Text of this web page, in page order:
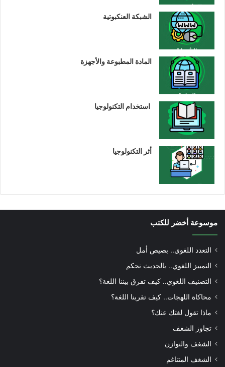
الشبكة العنكبوتية
المادة المطبوعة والأجهزة
استخدام التكنولوجيا
أثر التكنولوجيا
موسوعة أخضر للكتب
التعدد اللغوي.. بصيص أمل
التمييز اللغوي.. بالحديث نحكم
التصنيف اللغوي.. كيف تفرق بيننا اللغة؟
محاكاة اللهجات.. كيف تقربنا اللغة؟
ماذا تقول لغتك عنك؟
تجاوز الشغف
الشغف والتوازن
الشغف المتناغم